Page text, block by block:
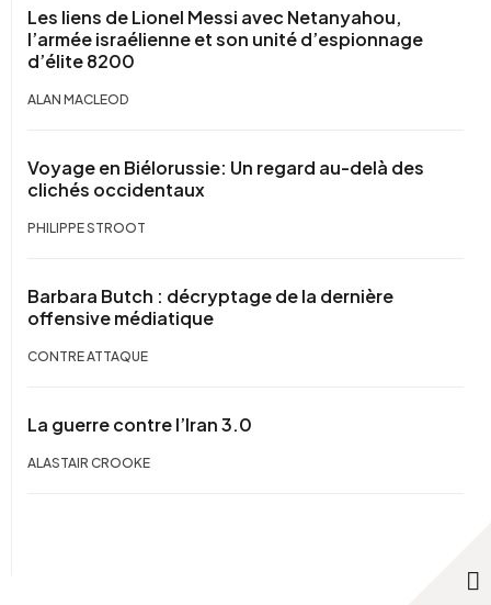
Les liens de Lionel Messi avec Netanyahou,
l’armée israélienne et son unité d’espionnage
d’élite 8200
ALAN MACLEOD
Voyage en Biélorussie: Un regard au-delà des
clichés occidentaux
PHILIPPE STROOT
Barbara Butch : décryptage de la dernière
offensive médiatique
CONTRE ATTAQUE
La guerre contre l’Iran 3.0
ALASTAIR CROOKE